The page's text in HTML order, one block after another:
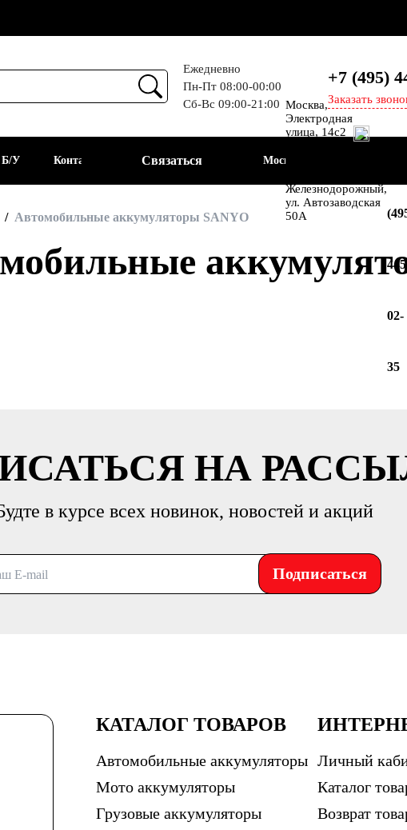
Ежедневно
Пн-Пт 08:00-00:00
Сб-Вс 09:00-21:00
+7 (495)
Заказать
Б/У
АКБ
Контакты Связаться Москва
Москва,
Электродная
улица, 14с2
Энтузиастов
Железнодорожный,
ул. Автозаводская
50А
02-
35
Автомобильные аккумуляторы SANYO
НА
в курсе всех новинок, новостей и акций
Подписаться
КАТАЛОГ ТОВАРОВ
Автомобильные аккумуляторы
Мото аккумуляторы
Грузовые аккумуляторы
Личный
Каталог
Возврат